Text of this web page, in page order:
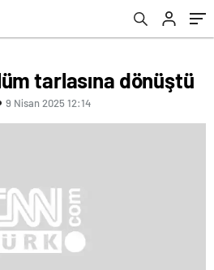
tarlasına dönüştü
9 Nisan 2025 12:14